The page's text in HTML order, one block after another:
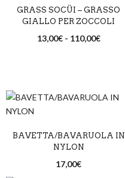
10000 ml
GRASS SOCÜI – GRASSO
GIALLO PER ZOCCOLI
13,00€ - 110,00€
BAVETTA/BAVARUOLA IN
NYLON
17,00€